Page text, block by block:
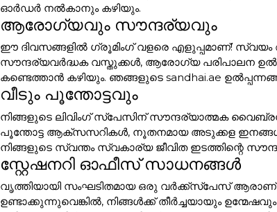
ഓർഡർ നൽകാനും കഴിയും.
ആരോഗ്യവും സൗന്ദര്യവും
ഈ ദിവസങ്ങളിൽ ഗ്രൂമിംഗ് വളരെ എളുപ്പമാണ്! സ്വയം
സൗന്ദര്യവർദ്ധക വസ്തുക്കൾ, ആരോഗ്യ പരിപാലന
കണ്ടെത്താൻ കഴിയും. ഞങ്ങളുടെ sandhai.ae
വീടും പൂന്തോട്ടവും
നിങ്ങളുടെ ലിവിംഗ് സ്പേസിന് സൗന്ദര്യാത്മക
പൂന്തോട്ട ആക്സസറികൾ, നൂതനമായ അടുക്കള
നിങ്ങളുടെ സ്വന്തം സ്വകാര്യ ജീവിത ഇടത്തിന്റെ
സ്റ്റേഷനറി ഓഫീസ് സാധനങ്ങൾ
വൃത്തിയായി സംഘടിതമായ ഒരു വർക്ക്സ്പേസ് ആരാണ്
ഉണ്ടാക്കുന്നുവെങ്കിൽ, നിങ്ങൾക്ക് തീർച്ചയായും